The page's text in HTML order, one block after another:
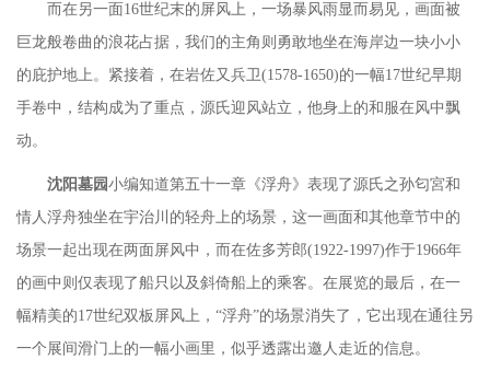
而在另一面16世纪末的屏风上，一场暴风雨显而易见，画面被
巨龙般卷曲的浪花占据，我们的主角则勇敢地坐在海岸边一块小小
的庇护地上。紧接着，在岩佐又兵卫(1578-1650)的一幅17世纪早期
手卷中，结构成为了重点，源氏迎风站立，他身上的和服在风中飘
动。
沈阳墓园小编知道第五十一章《浮舟》表现了源氏之孙匂宮和
情人浮舟独坐在宇治川的轻舟上的场景，这一画面和其他章节中的
场景一起出现在两面屏风中，而在佐多芳郎(1922-1997)作于1966年
的画中则仅表现了船只以及斜倚船上的乘客。在展览的最后，在一
幅精美的17世纪双板屏风上，“浮舟”的场景消失了，它出现在通往另
一个展间滑门上的一幅小画里，似乎透露出邀人走近的信息。